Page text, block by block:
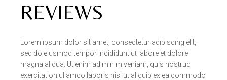
REVIEWS
Lorem ipsum dolor sit amet, consectetur adipiscing elit,
sed do eiusmod tempor incididunt ut labore et dolore
magna aliqua. Ut enim ad minim veniam, quis nostrud
exercitation ullamco laboris nisi ut aliquip ex ea commodo